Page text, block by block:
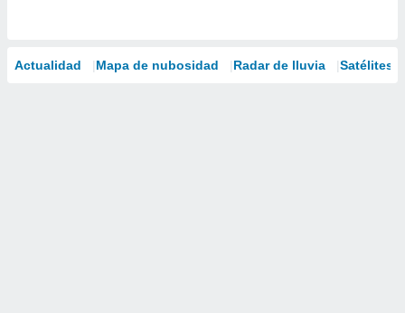
Actualidad Mapa de nubosidad Radar de lluvia Satélites